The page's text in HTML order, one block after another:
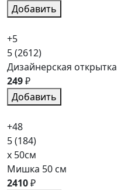
Добавить
+5
5(2612)
Дизайнерская открытка
249₽
Добавить
+48
5(184)
x 50см
Мишка 50 см
2410₽